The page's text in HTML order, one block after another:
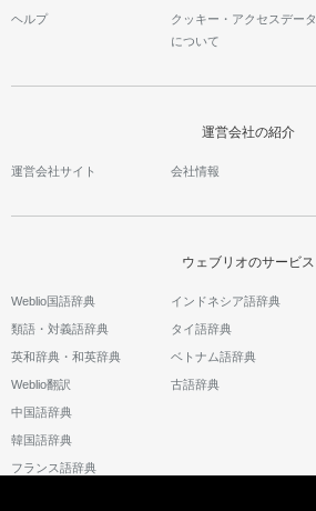
ヘルプ
クッキー・アクセスデータ
について
運営会社の紹介
運営会社サイト 会社情報
ウェブリオのサービス
Weblio国語辞典
類語・対義語辞典
英和辞典・和英辞典
Weblio翻訳
中国語辞典
韓国語辞典
フランス語辞典
インドネシア語辞典
タイ語辞典
ベトナム語辞典
古語辞典